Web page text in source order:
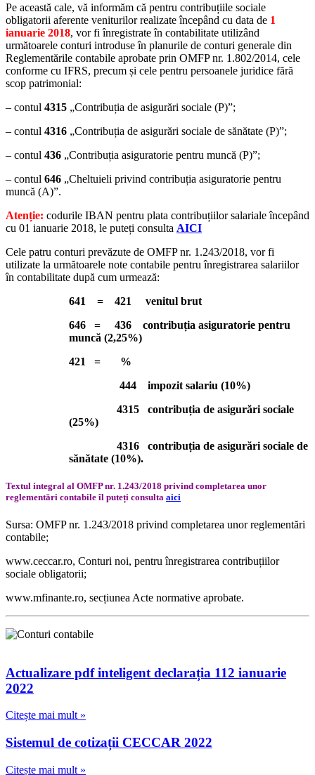
Pe această cale, vă informăm că pentru contribuțiile sociale
obligatorii aferente veniturilor realizate începând cu data de 1
ianuarie 2018, vor fi înregistrate în contabilitate utilizând
următoarele conturi introduse în planurile de conturi generale din
Reglementările contabile aprobate prin OMFP nr. 1.802/2014, cele
conforme cu IFRS, precum și cele pentru persoanele juridice fără
scop patrimonial:
– contul 4315 „Contribuția de asigurări sociale (P)”;
– contul 4316 „Contribuția de asigurări sociale de sănătate (P)”;
– contul 436 „Contribuția asiguratorie pentru muncă (P)”;
– contul 646 „Cheltuieli privind contribuția asiguratorie pentru
muncă (A)”.
Atenție: codurile IBAN pentru plata contribuțiilor salariale începând
cu 01 ianuarie 2018, le puteți consulta AICI
Cele patru conturi prevăzute de OMFP nr. 1.243/2018, vor fi
utilizate la următoarele note contabile pentru înregistrarea salariilor
în contabilitate după cum urmează:
641 = 421 venitul brut
646 = 436 contribuția asiguratorie pentru
muncă (2,25%)
421 = %
444 impozit salariu (10%)
4315 contribuția de asigurări sociale
(25%)
4316 contribuția de asigurări sociale de
sănătate (10%).
Textul integral al OMFP nr. 1.243/2018 privind completarea unor
reglementări contabile îl puteți consulta aici
Sursa: OMFP nr. 1.243/2018 privind completarea unor reglementări
contabile;
www.ceccar.ro, Conturi noi, pentru înregistrarea contribuțiilor
sociale obligatorii;
www.mfinante.ro, secțiunea Acte normative aprobate.
Actualizare pdf inteligent declarația 112 ianuarie
2022
Citește mai mult »
Sistemul de cotizații CECCAR 2022
Citește mai mult »